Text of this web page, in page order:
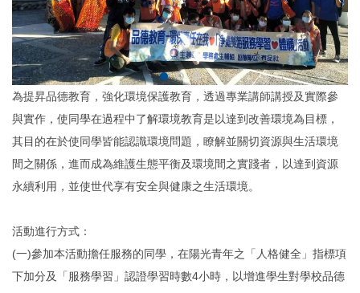
為提昇品德教育，強化環境保護教育，透過專業講師講授及實際參
與實作，使同學在過程中了解環境教育是以達到改善環境為目標，
其目的在於使同學皆能認識環境問題，瞭解並關切資源與生活環境
間之關係，進而成為維護生態平衡及環境間之實踐者，以達到資源
永續利用，並使世代享有安全與健康之生活環境。
活動進行方式：
(一)參加本活動擔任服務的同學，在陽光青年之「人格健全」指標項
下加分及「服務學習」認證學習時數4小時，以增進學生對學校品德